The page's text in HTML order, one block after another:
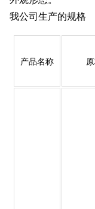
我公司生产的规格
产品名称